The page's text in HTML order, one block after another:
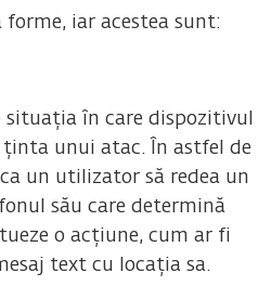
iar acestea sunt:
situația în care dispozitivul
unui atac. În astfel de
un utilizator să redea un
său care determină
o acțiune, cum ar fi
text cu locația sa.